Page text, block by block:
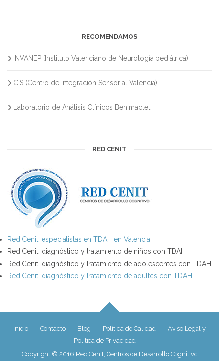
RECOMENDAMOS
INVANEP (Instituto Valenciano de Neurología pediátrica)
CIS (Centro de Integración Sensorial Valencia)
Laboratorio de Análisis Clínicos Benimaclet
RED CENIT
Red Cenit, especialistas en TDAH en Valencia
Red Cenit, diagnóstico y tratamiento de niños con TDAH
Red Cenit, diagnóstico y tratamiento de adolescentes con TDAH
Red Cenit, diagnóstico y tratamiento de adultos con TDAH
Inicio Contacto Blog Política de Calidad
Aviso Legal y
Política de Privacidad
Copyright © 2016 Red Cenit, Centros de Desarrollo Cognitivo